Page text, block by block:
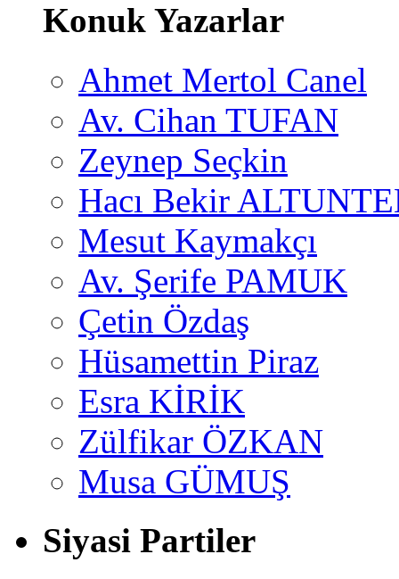
Konuk Yazarlar
Ahmet Mertol Canel
Av. Cihan TUFAN
Zeynep Seçkin
Hacı Bekir
Mesut Kaymakçı
Av. Şerife PAMUK
Çetin Özdaş
Hüsamettin Piraz
Esra KİRİK
Zülfikar ÖZKAN
Musa GÜMUŞ
Siyasi Partiler